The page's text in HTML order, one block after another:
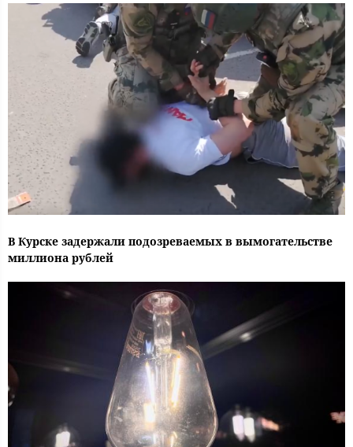
В Курске задержали подозреваемых в вымогательстве
миллиона рублей